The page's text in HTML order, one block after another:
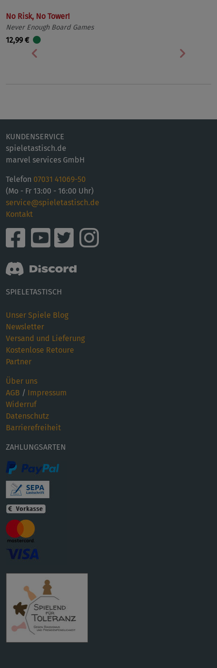
No Risk, No Tower!
Never Enough Board Games
12,99 €
Vorherige
KUNDENSERVICE
spieletastisch.de
marvel services GmbH
Telefon 07031 41069-50
(Mo - Fr 13:00 - 16:00 Uhr)
service@spieletastisch.de
Kontakt
SPIELETASTISCH
Unser Spiele Blog
Newsletter
Versand und Lieferung
Kostenlose Retoure
Partner
Über uns
AGB / Impressum
Widerruf
Datenschutz
Barrierefreiheit
ZAHLUNGSARTEN